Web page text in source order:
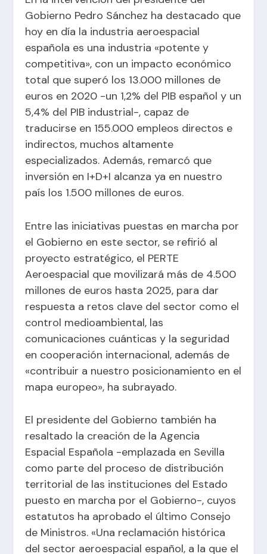
Gobierno Pedro Sánchez ha destacado que
hoy en día la industria aeroespacial
española es una industria «potente y
competitiva», con un impacto económico
total que superó los 13.000 millones de
euros en 2020 -un 1,2% del PIB español y un
5,4% del PIB industrial-, capaz de
traducirse en 155.000 empleos directos e
indirectos, muchos altamente
especializados. Además, remarcó que
inversión en I+D+I alcanza ya en nuestro
país los 1.500 millones de euros.
Entre las iniciativas puestas en marcha por
el Gobierno en este sector, se refirió al
proyecto estratégico, el PERTE
Aeroespacial que movilizará más de 4.500
millones de euros hasta 2025, para dar
respuesta a retos clave del sector como el
control medioambiental, las
comunicaciones cuánticas y la seguridad
en cooperación internacional, además de
«contribuir a nuestro posicionamiento en el
mapa europeo», ha subrayado.
El presidente del Gobierno también ha
resaltado la creación de la Agencia
Espacial Española -emplazada en Sevilla
como parte del proceso de distribución
territorial de las instituciones del Estado
puesto en marcha por el Gobierno-, cuyos
estatutos ha aprobado el último Consejo
de Ministros. «Una reclamación histórica
del sector aeroespacial español, a la que el